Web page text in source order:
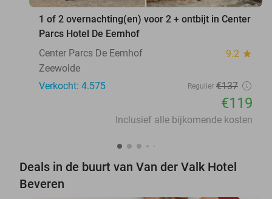
1 of 2 overnachting(en) voor 2 + ontbijt in Center
Parcs Hotel De Eemhof
Center Parcs De Eemhof
9.2 star
Zeewolde
Verkocht: 4.575
Regulier €137
€119
Inclusief alle bijkomende kosten
Deals in de buurt van Van der Valk Hotel
Beveren